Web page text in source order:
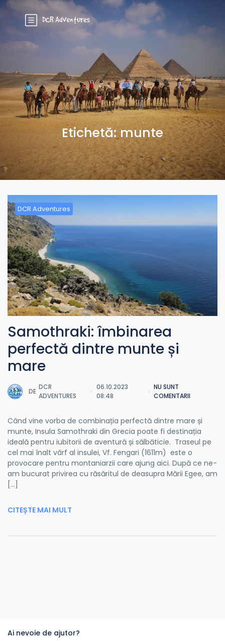
Etichetă:munte
DCR Adventures
Samothraki: îmbinarea
perfectă dintre munte și
mare
DE
DCR
ADVENTURES
06.10.2023
08:48
NU SUNT
COMENTARII
Când vine vorba de combinația perfectă dintre mare și
munte, Insula Samothraki din Grecia poate fi destinația
ideală pentru iubitorii de aventură și sălbăticie. Traseul pe
cel mai înalt vârf al insulei, Vf. Fengari (1611m) este o
provocare pentru montaniarzii care ajung aici. După ce ne-
am bucurat privirea cu răsăritul de deasupra Mării Egee, am
[…]
CITEȘTE MAI MULT
Ai nevoie de ajutor?